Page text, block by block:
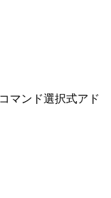
マンド選択式アド